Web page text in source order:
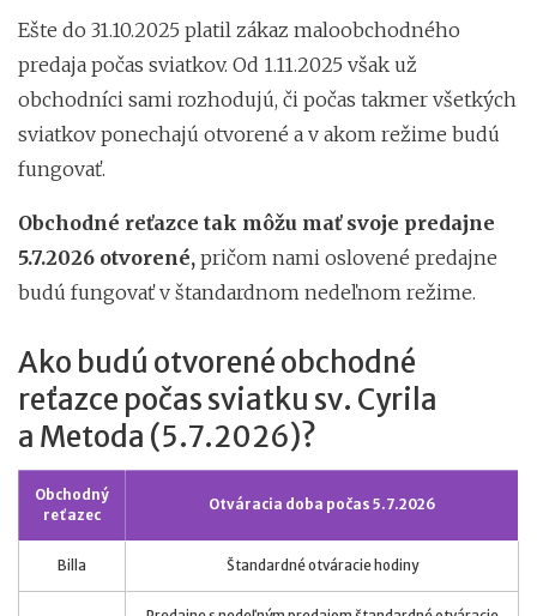
Ešte do 31.10.2025 platil zákaz maloobchodného
predaja počas sviatkov. Od 1.11.2025 však už
obchodníci sami rozhodujú, či počas takmer všetkých
sviatkov ponechajú otvorené a v akom režime budú
fungovať.
Obchodné reťazce tak môžu mať svoje predajne
5.7.2026 otvorené, pričom nami oslovené predajne
budú fungovať v štandardnom nedeľnom režime.
Ako budú otvorené obchodné
reťazce počas sviatku sv. Cyrila
a Metoda (5.7.2026)?
Obchodný
reťazec
Otváracia doba počas 5.7.2026
Billa Štandardné otváracie hodiny